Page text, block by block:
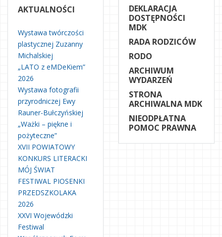
AKTUALNOŚCI
Wystawa twórczości
plastycznej Zuzanny
Michalskiej
„LATO z eMDeKiem”
2026
Wystawa fotografii
przyrodniczej Ewy
Rauner-Bułczyńskiej
„Ważki – piękne i
pożyteczne”
XVII POWIATOWY
KONKURS LITERACKI
MÓJ ŚWIAT
FESTIWAL PIOSENKI
PRZEDSZKOLAKA
2026
XXVI Wojewódzki
Festiwal
DEKLARACJA
DOSTĘPNOŚCI
MDK
RADA RODZICÓW
RODO
ARCHIWUM
WYDARZEŃ
STRONA
ARCHIWALNA MDK
NIEODPŁATNA
POMOC PRAWNA